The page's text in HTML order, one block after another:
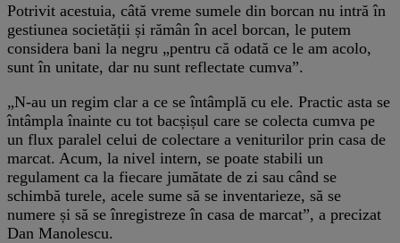
Potrivit acestuia, câtă vreme sumele din borcan nu intră în
gestiunea societății și rămân în acel borcan, le putem
considera bani la negru „pentru că odată ce le am acolo,
sunt în unitate, dar nu sunt reflectate cumva”.
„N-au un regim clar a ce se întâmplă cu ele. Practic asta se
întâmpla înainte cu tot bacșișul care se colecta cumva pe
un flux paralel celui de colectare a veniturilor prin casa de
marcat. Acum, la nivel intern, se poate stabili un
regulament ca la fiecare jumătate de zi sau când se
schimbă turele, acele sume să se inventarieze, să se
numere și să se înregistreze în casa de marcat”, a precizat
Dan Manolescu.